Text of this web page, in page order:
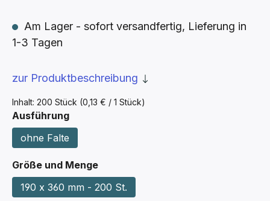
Inhalt: 200 Stück (0,13 € / 1 Stück)
Am Lager - sofort versandfertig, Lieferung in
1-3 Tagen
zur Produktbeschreibung
Ausführungauswählen
ohne Falte
Größe und Mengeauswählen
190 x 360 mm - 200 St.